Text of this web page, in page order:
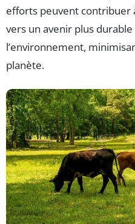
efforts peuvent contribuer
vers un avenir plus
l’environnement,
planète.